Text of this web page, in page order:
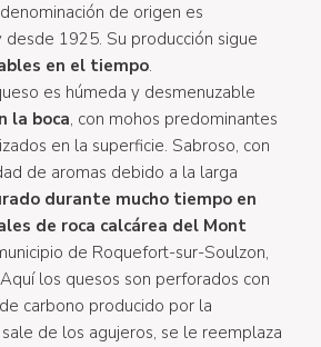
de origen es
1925. Su producción sigue
en el tiempo.
es húmeda y desmenuzable
la boca, con mohos predominantes
en la superficie. Sabroso, con
de aromas debido a la larga
durante mucho tiempo en
de roca calcárea del Mont
de Roquefort-sur-Soulzon,
los quesos son perforados con
carbono producido por la
de los agujeros, se le reemplaza